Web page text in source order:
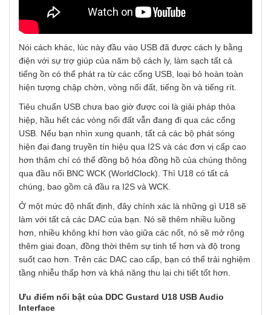
Nói cách khác, lúc này đầu vào USB đã được cách ly bằng
điện với sự trợ giúp của năm bộ cách ly, làm sạch tất cả
tiếng ồn có thể phát ra từ các cổng USB, loại bỏ hoàn toàn
hiện tượng chập chờn, vòng nối đất, tiếng ồn và tiếng rít.
Tiêu chuẩn USB chưa bao giờ được coi là giải pháp thỏa
hiệp, hầu hết các vòng nối đất vẫn đang đi qua các cổng
USB. Nếu bạn nhìn xung quanh, tất cả các bộ phát sóng
hiện đại đang truyền tín hiệu qua I2S và các đơn vị cấp cao
hơn thậm chí có thể đồng bộ hóa đồng hồ của chúng thông
qua đầu nối BNC WCK (WorldClock). Thì U18 có tất cả
chúng, bao gồm cả đầu ra I2S và WCK.
Ở một mức độ nhất định, đây chính xác là những gì U18 sẽ
làm với tất cả các DAC của bạn. Nó sẽ thêm nhiều luồng
hơn, nhiều không khí hơn vào giữa các nốt, nó sẽ mở rộng
thêm giai đoạn, đồng thời thêm sự tinh tế hơn và độ trong
suốt cao hơn. Trên các DAC cao cấp, bạn có thể trải nghiệm
tầng nhiễu thấp hơn và khả năng thu lại chi tiết tốt hơn.
Ưu điểm nổi bật của DDC Gustard U18 USB Audio
Interface